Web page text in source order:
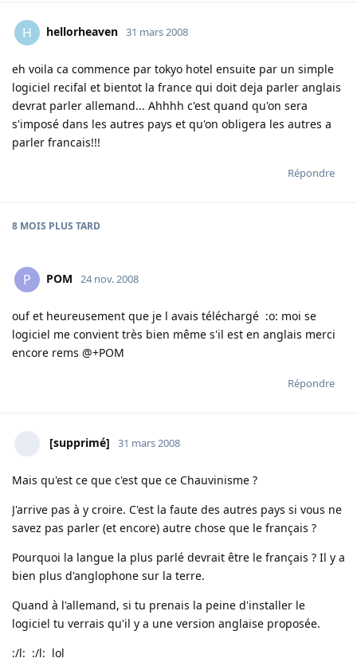
H hellorheaven 31 mars 2008
eh voila ca commence par tokyo hotel ensuite par un simple
logiciel recifal et bientot la france qui doit deja parler anglais
devrat parler allemand... Ahhhh c'est quand qu'on sera
s'imposé dans les autres pays et qu'on obligera les autres a
parler francais!!!
Répondre
8 MOIS PLUS TARD
P POM 24 nov. 2008
ouf et heureusement que je l avais téléchargé :o: moi se
logiciel me convient très bien même s'il est en anglais merci
encore rems @+POM
Répondre
[supprimé] 31 mars 2008
Mais qu'est ce que c'est que ce Chauvinisme ?
J'arrive pas à y croire. C'est la faute des autres pays si vous ne
savez pas parler (et encore) autre chose que le français ?
Pourquoi la langue la plus parlé devrait être le français ? Il y a
bien plus d'anglophone sur la terre.
Quand à l'allemand, si tu prenais la peine d'installer le
logiciel tu verrais qu'il y a une version anglaise proposée.
:/l: :/l: lol